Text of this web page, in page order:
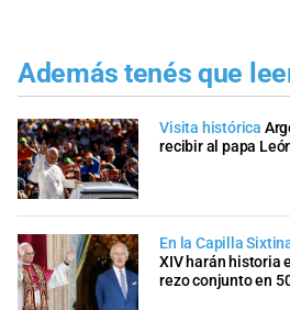
Además tenés que
Visita histórica
recibir al papa
En la Capilla
XIV harán historia
rezo conjunto en